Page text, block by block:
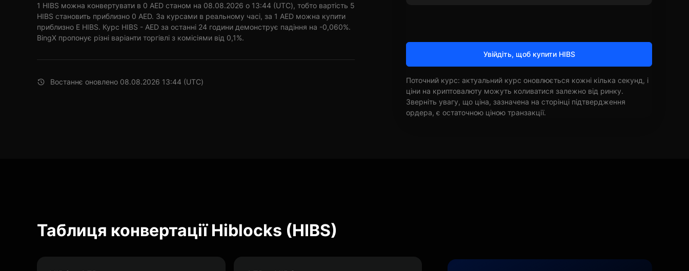
1 HIBS можна конвертувати в 0 AED станом на 08.08.2026 о 13:44 (UTC), тобто вартість 5
HIBS становить приблизно 0 AED. За курсами в реальному часі, за 1 AED можна купити
приблизно E HIBS. Курс HIBS - AED за останні 24 години демонструє падіння на -0,060%.
BingX пропонує різні варіанти торгівлі з комісіями від 0,1%.
Востаннє оновлено 08.08.2026 13:44 (UTC)
Увійдіть, щоб купити HIBS
Поточний курс: актуальний курс оновлюється кожні кілька секунд, і
ціни на криптовалюту можуть коливатися залежно від ринку.
Зверніть увагу, що ціна, зазначена на сторінці підтвердження
ордера, є остаточною ціною транзакції.
Таблиця конвертації Hiblocks (HIBS)